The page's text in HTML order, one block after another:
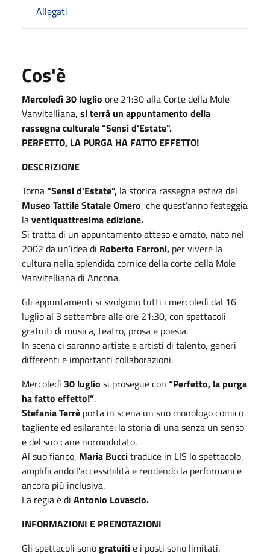
Allegati
Cos'è
Mercoledì 30 luglio ore 21:30 alla Corte della Mole
Vanvitelliana, si terrà un appuntamento della
rassegna culturale "Sensi d'Estate".
PERFETTO, LA PURGA HA FATTO EFFETTO!
DESCRIZIONE
Torna"Sensi d’Estate", la storica rassegna estiva del
Museo Tattile Statale Omero, che quest’anno festeggia
laventiquattresima edizione.
Si tratta di un appuntamento atteso e amato, nato nel
2002 da un’idea di Roberto Farroni, per vivere la
cultura nella splendida cornice della corte della Mole
Vanvitelliana di Ancona.
Gli appuntamenti si svolgono tutti i mercoledì dal 16
luglio al 3 settembre alle ore 21:30, con spettacoli
gratuiti di musica, teatro, prosa e poesia.
In scena ci saranno artiste e artisti di talento, generi
differenti e importanti collaborazioni.
Mercoledì 30 luglio si prosegue con “Perfetto, la purga
ha fatto effetto!”.
Stefania Terrè porta in scena un suo monologo comico
tagliente ed esilarante: la storia di una senza un senso
e del suo cane normodotato.
Al suo fianco, Maria Buccitraduce in LIS lo spettacolo,
amplificando l’accessibilità e rendendo la performance
ancora più inclusiva.
La regia è di Antonio Lovascio.
INFORMAZIONI E PRENOTAZIONI
Gli spettacoli sonogratuitie i posti sono limitati.